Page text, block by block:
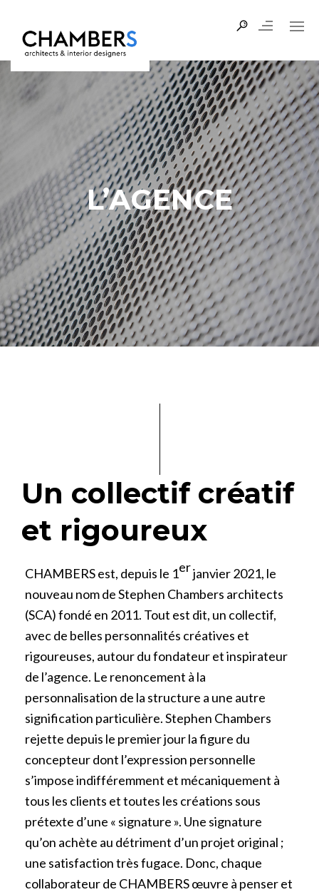
L’AGENCE
Un collectif créatif
et rigoureux
CHAMBERS est, depuis le 1erjanvier 2021, le
nouveau nom de Stephen Chambers architects
(SCA) fondé en 2011. Tout est dit, un collectif,
avec de belles personnalités créatives et
rigoureuses, autour du fondateur et inspirateur
de l’agence. Le renoncement à la
personnalisation de la structure a une autre
signification particulière. Stephen Chambers
rejette depuis le premier jour la figure du
concepteur dont l’expression personnelle
s’impose indifféremment et mécaniquement à
tous les clients et toutes les créations sous
prétexte d’une « signature ». Une signature
qu’on achète au détriment d’un projet original ;
une satisfaction très fugace. Donc, chaque
collaborateur de CHAMBERS œuvre à penser et